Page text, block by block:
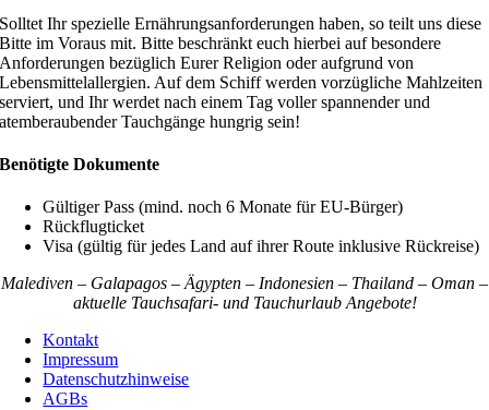
Solltet Ihr spezielle Ernährungsanforderungen haben, so teilt uns diese
Bitte im Voraus mit. Bitte beschränkt euch hierbei auf besondere
Anforderungen bezüglich Eurer Religion oder aufgrund von
Lebensmittelallergien. Auf dem Schiff werden vorzügliche Mahlzeiten
serviert, und Ihr werdet nach einem Tag voller spannender und
atemberaubender Tauchgänge hungrig sein!
Benötigte Dokumente
Gültiger Pass (mind. noch 6 Monate für EU-Bürger)
Rückflugticket
Visa (gültig für jedes Land auf ihrer Route inklusive Rückreise)
Malediven – Galapagos – Ägypten – Indonesien – Thailand – Oman –
aktuelle Tauchsafari- und Tauchurlaub Angebote!
Kontakt
Impressum
Datenschutzhinweise
AGBs